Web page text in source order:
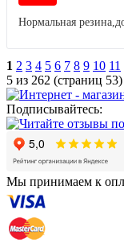
Нормальная
1 2 3 4 5 6 7 8 9 10 11
5 из 262 (страниц 53)
Подписывайтесь:
Мы принимаем к